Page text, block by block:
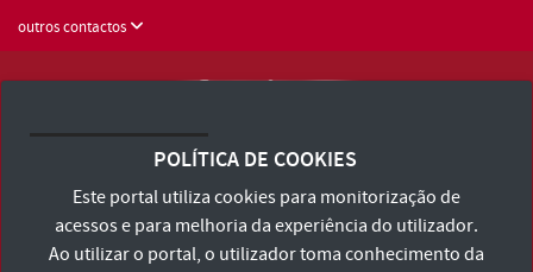
outros contactos
Consulte os Termos e Condições e Política de Privacidade
Declaração de Acessibilidade
POLÍTICA DE COOKIES
Este portal utiliza cookies para monitorização de
acessos e para melhoria da experiência do utilizador.
Ao utilizar o portal, o utilizador toma conhecimento da